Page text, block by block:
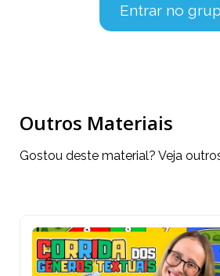
Entrar no
Outros Materiais
Gostou deste material? Veja